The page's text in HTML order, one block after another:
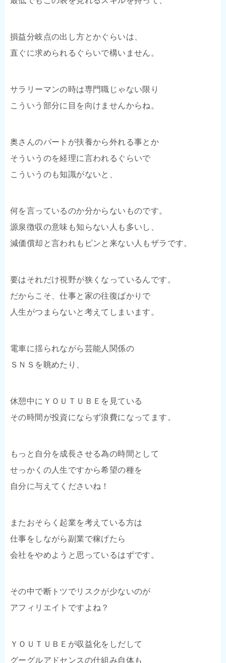
損益分岐点の出し方とかぐらいは、
直ぐに求められるぐらいで構いません。
サラリーマンの時は専門職じゃない限り
こういう部分に目を向けませんからね。
奥さんのパートが扶養から外れる事とか
そういうのを経理に言われるぐらいで
こういうのも知識がないと、
何を言っているのか分からないものです。
源泉徴収の意味も知らない人も多いし、
減価償却と言われもピンと来ない人もザラです。
要はそれだけ視野が狭くなっているんです。
だからこそ、仕事と家の往復ばかりで
人生がつまらないと考えてしまいます。
電車に揺られながら芸能人関係の
ＳＮＳを眺めたり、
休憩中にＹＯＵＴＵＢＥを見ている
その時間が投資にならず浪費になってます。
もっと自分を成長させる為の時間として
せっかくの人生ですから希望の種を
自分に与えてくださいね！
またおそらく起業を考えている方は
仕事をしながら副業で稼げたら
会社をやめようと思っているはずです。
その中で断トツでリスクが少ないのが
アフィリエイトですよね？
ＹＯＵＴＵＢＥが収益化をしだして
グーグルアドセンスの仕組み自体も